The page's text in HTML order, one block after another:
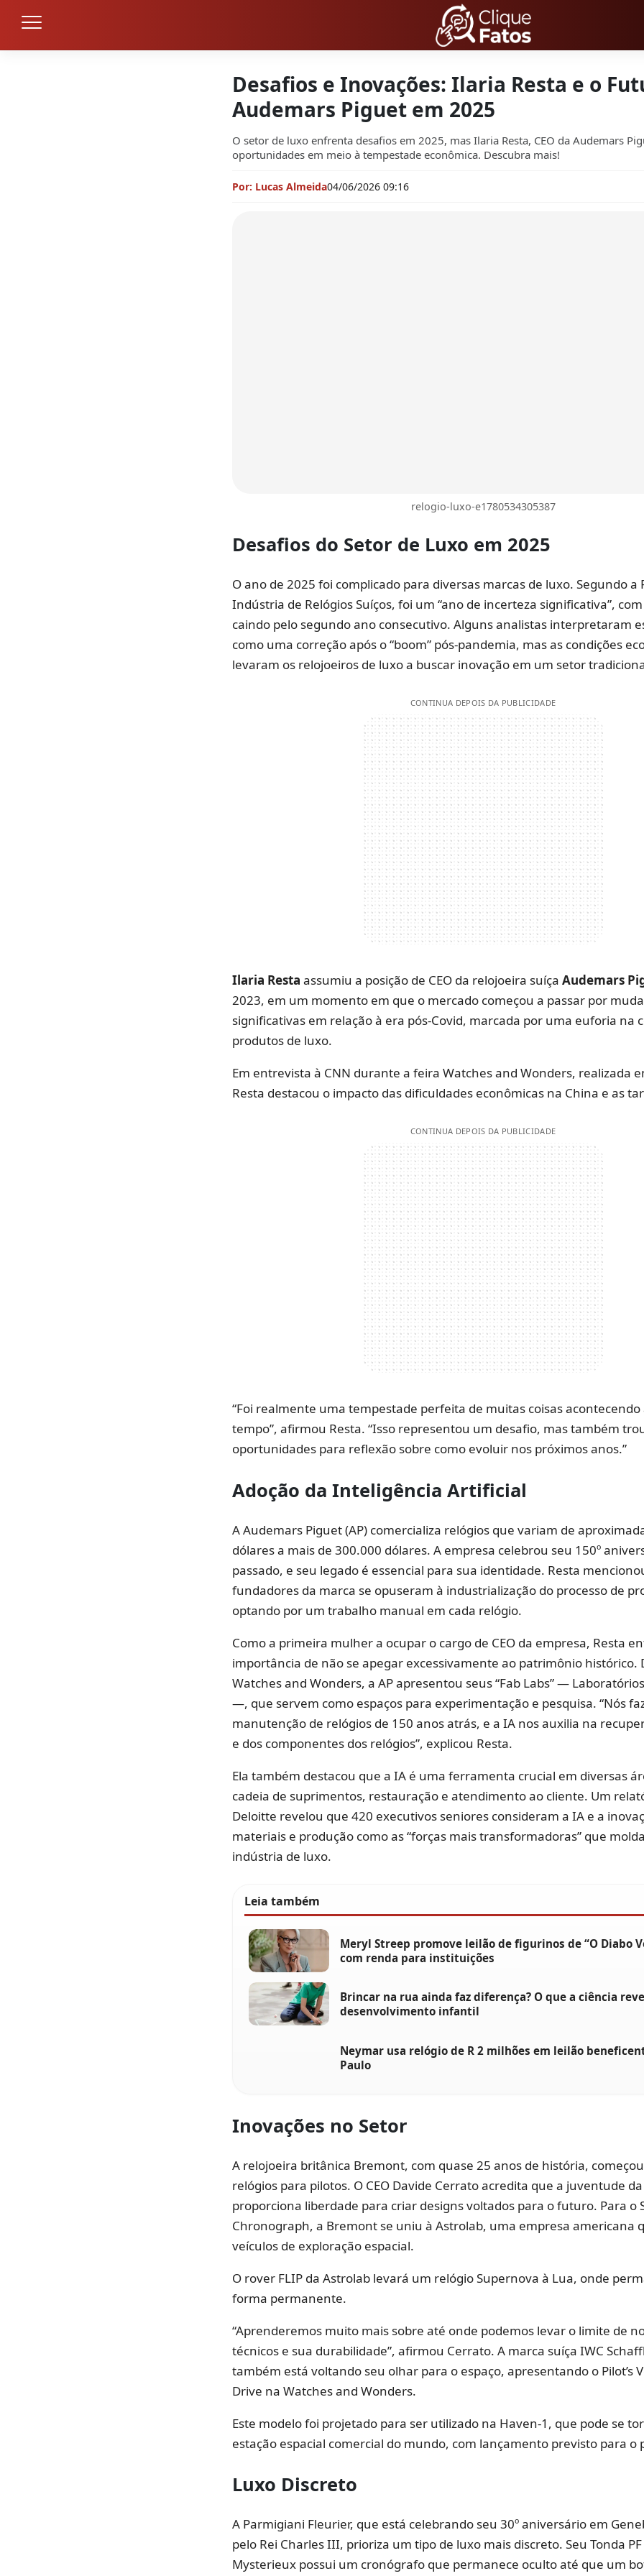
Desafios e Inovações: Ilaria Resta e o
Audemars Piguet em 2025
O setor de luxo enfrenta desafios em 2025, mas Ilaria Resta, CEO da Audemars
oportunidades em meio à tempestade econômica. Descubra mais!
Por: Lucas Almeida04/06/2026 09:16
relogio-luxo-e1780534305387
Desafios do Setor de Luxo em 2025
O ano de 2025 foi complicado para diversas marcas de luxo. Segundo a
Indústria de Relógios Suíços, foi um “ano de incerteza significativa”,
caindo pelo segundo ano consecutivo. Alguns analistas interpretaram
como uma correção após o “boom” pós-pandemia, mas as condições
levaram os relojoeiros de luxo a buscar inovação em um setor
CONTINUA DEPOIS DA PUBLICIDADE
Ilaria Resta assumiu a posição de CEO da relojoeira suíça Audemars
2023, em um momento em que o mercado começou a passar por
significativas em relação à era pós-Covid, marcada por uma euforia na
produtos de luxo.
Em entrevista à CNN durante a feira Watches and Wonders, realizada
Resta destacou o impacto das dificuldades econômicas na China e as
CONTINUA DEPOIS DA PUBLICIDADE
“Foi realmente uma tempestade perfeita de muitas coisas
tempo”, afirmou Resta. “Isso representou um desafio, mas também
oportunidades para reflexão sobre como evoluir nos próximos anos.”
Adoção da Inteligência Artificial
A Audemars Piguet (AP) comercializa relógios que variam de
dólares a mais de 300.000 dólares. A empresa celebrou seu 150º
passado, e seu legado é essencial para sua identidade. Resta
fundadores da marca se opuseram à industrialização do processo de
optando por um trabalho manual em cada relógio.
Como a primeira mulher a ocupar o cargo de CEO da empresa, Resta
importância de não se apegar excessivamente ao patrimônio histórico.
Watches and Wonders, a AP apresentou seus “Fab Labs” —
—, que servem como espaços para experimentação e pesquisa. “Nós
manutenção de relógios de 150 anos atrás, e a IA nos auxilia na
e dos componentes dos relógios”, explicou Resta.
Ela também destacou que a IA é uma ferramenta crucial em diversas
cadeia de suprimentos, restauração e atendimento ao cliente. Um
Deloitte revelou que 420 executivos seniores consideram a IA e a
materiais e produção como as “forças mais transformadoras” que
indústria de luxo.
Leia também
Meryl Streep promove leilão de figurinos de “O Diabo
com renda para instituições
Brincar na rua ainda faz diferença? O que a ciência
desenvolvimento infantil
Neymar usa relógio de R 2 milhões em leilão
Paulo
Inovações no Setor
A relojoeira britânica Bremont, com quase 25 anos de história,
relógios para pilotos. O CEO Davide Cerrato acredita que a juventude
proporciona liberdade para criar designs voltados para o futuro. Para o
Chronograph, a Bremont se uniu à Astrolab, uma empresa americana
veículos de exploração espacial.
O rover FLIP da Astrolab levará um relógio Supernova à Lua, onde
forma permanente.
“Aprenderemos muito mais sobre até onde podemos levar o limite de
técnicos e sua durabilidade”, afirmou Cerrato. A marca suíça IWC
também está voltando seu olhar para o espaço, apresentando o Pilot’s
Drive na Watches and Wonders.
Este modelo foi projetado para ser utilizado na Haven-1, que pode se
estação espacial comercial do mundo, com lançamento previsto para o
Luxo Discreto
A Parmigiani Fleurier, que está celebrando seu 30º aniversário em
pelo Rei Charles III, prioriza um tipo de luxo mais discreto. Seu Tonda
Mysterieux possui um cronógrafo que permanece oculto até que um